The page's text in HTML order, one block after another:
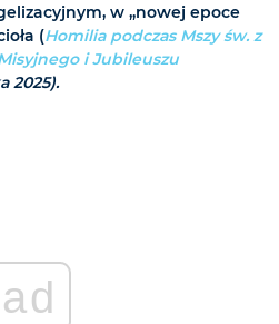
w „nowej epoce
(Homilia podczas Mszy św. z
i Jubileuszu
2025).
ad